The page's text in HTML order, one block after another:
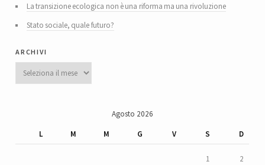
La transizione ecologica non è una riforma ma una rivoluzione
Stato sociale, quale futuro?
archivi
Archivi
Agosto 2026
L
M M G V S D
1 2